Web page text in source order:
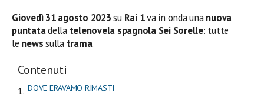
Giovedì 31 agosto 2023su Rai 1va in onda unanuova
puntatadellatelenovela spagnola Sei Sorelle: tutte
le newssulla trama.
Contenuti
DOVE ERAVAMO RIMASTI